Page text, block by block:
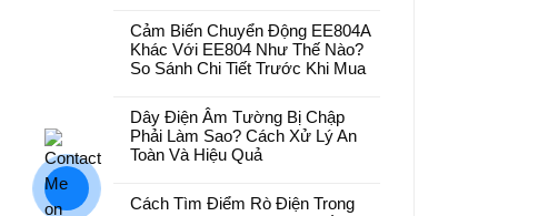
Cảm Biến Chuyển Động EE804A
Khác Với EE804 Như Thế Nào?
So Sánh Chi Tiết Trước Khi Mua
Dây Điện Âm Tường Bị Chập
Phải Làm Sao? Cách Xử Lý An
Toàn Và Hiệu Quả
Cách Tìm Điểm Rò Điện Trong